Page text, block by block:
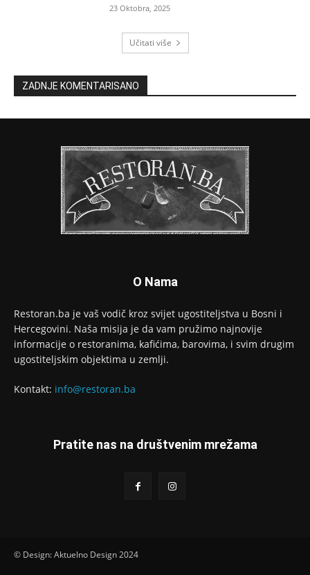
23 Oktobra, 2025
Učitati više
ZADNJE KOMENTARISANO
O Nama
Restoran.ba je vaš vodič kroz svijet ugostiteljstva u Bosni i
Hercegovini. Naša misija je da vam pružimo najnovije
informacije o restoranima, kafićima, barovima, i svim drugim
ugostiteljskim objektima u zemlji.
Kontakt: info@restoran.ba
Pratite nas na društvenim mrežama
© Design: Aktuelno Design 2024